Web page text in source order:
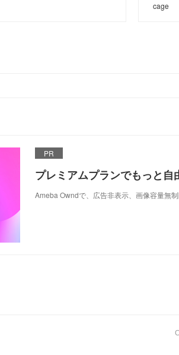
cage
PR
プレミアムプランでもっと自
Ameba Owndで、広告非表示、画像容量無